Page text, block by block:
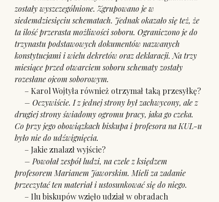
zostały wyszczególnione. Zgrupowano je w
siedemdziesięciu schematach. Jednak okazało się też, że
ta ilość przerasta możliwości soboru. Ograniczono je do
trzynastu podstawowych dokumentów nazwanych
konstytucjami i wielu dekretów oraz deklaracji. Na trzy
miesiące przed otwarciem soboru schematy zostały
rozesłane ojcom soborowym.
– Karol Wojtyła również otrzymał taką przesyłkę?
– Oczywiście. I z jednej strony był zachwycony, ale z
drugiej strony świadomy ogromu pracy, jaka go czeka.
Co przy jego obowiązkach biskupa i profesora na KUL-u
było nie do udźwignięcia.
– Jakie znalazł wyjście?
– Powołał zespół ludzi, na czele z księdzem
profesorem Marianem Jaworskim. Mieli za zadanie
przeczytać ten materiał i ustosunkować się do niego.
– Ilu biskupów wzięło udział w obradach